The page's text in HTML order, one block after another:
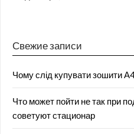
Свежие записи
Чому слід купувати зошити
Что может пойти не так при
советуют стационар